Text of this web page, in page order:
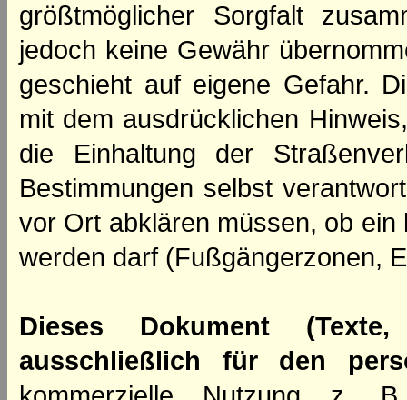
größtmöglicher Sorgfalt
jedoch keine Gewähr
geschieht auf eigene Gefahr.
mit dem ausdrücklichen
die Einhaltung der
Bestimmungen selbst
vor Ort abklären müssen, ob
werden darf (Fußgängerzonen,
Dieses Dokument
ausschließlich für den